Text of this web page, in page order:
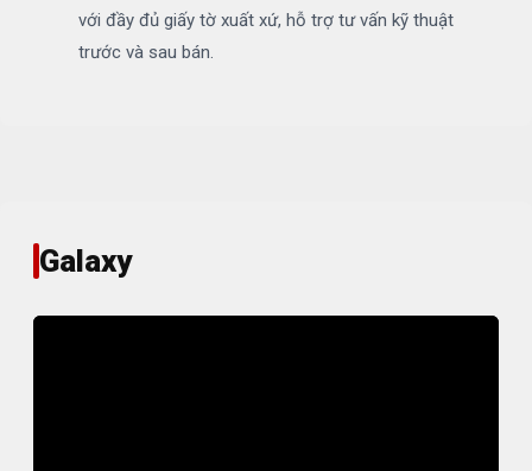
với đầy đủ giấy tờ xuất xứ, hỗ trợ tư vấn kỹ thuật
trước và sau bán.
Galaxy